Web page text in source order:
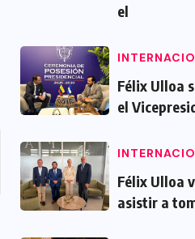
el
Félix Ulloa
el
Félix Ulloa
asistir a